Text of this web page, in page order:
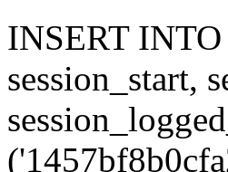
INSERT INTO
session_start,